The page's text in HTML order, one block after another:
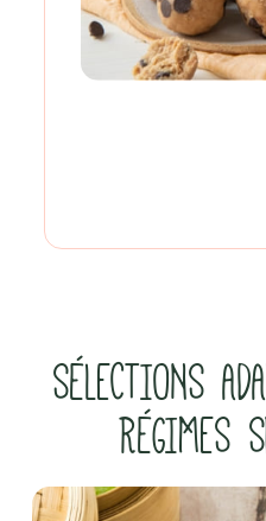
SÉLECTIONS
RÉGIMES